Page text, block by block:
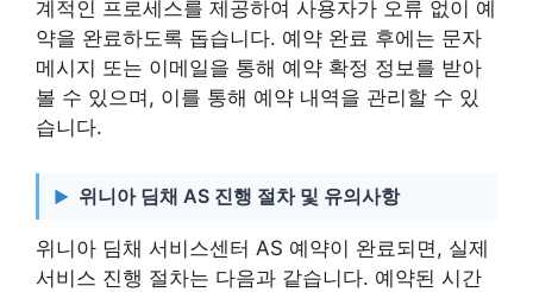
계적인 프로세스를 제공하여 사용자가 오류 없이 예
약을 완료하도록 돕습니다. 예약 완료 후에는 문자
메시지 또는 이메일을 통해 예약 확정 정보를 받아
볼 수 있으며, 이를 통해 예약 내역을 관리할 수 있
습니다.
위니아 딤채 AS 진행 절차 및 유의사항
위니아 딤채 서비스센터 AS 예약이 완료되면, 실제
서비스 진행 절차는 다음과 같습니다. 예약된 시간